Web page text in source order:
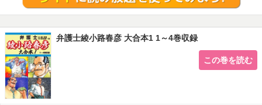
弁護士綾小路春彦 大合本1 1～4巻収録
この巻を読む